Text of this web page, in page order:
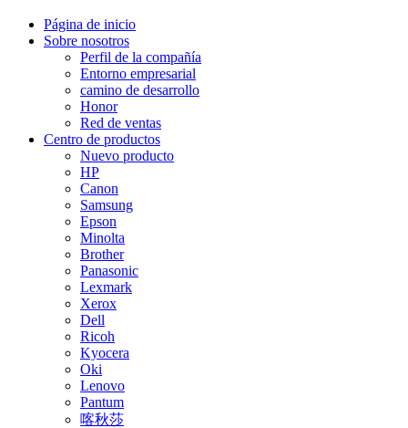
Página de inicio
Sobre nosotros
Perfil de la compañía
Entorno empresarial
camino de desarrollo
Honor
Red de ventas
Centro de productos
Nuevo producto
HP
Canon
Samsung
Epson
Minolta
Brother
Panasonic
Lexmark
Xerox
Dell
Ricoh
Kyocera
Oki
Lenovo
Pantum
喀秋莎